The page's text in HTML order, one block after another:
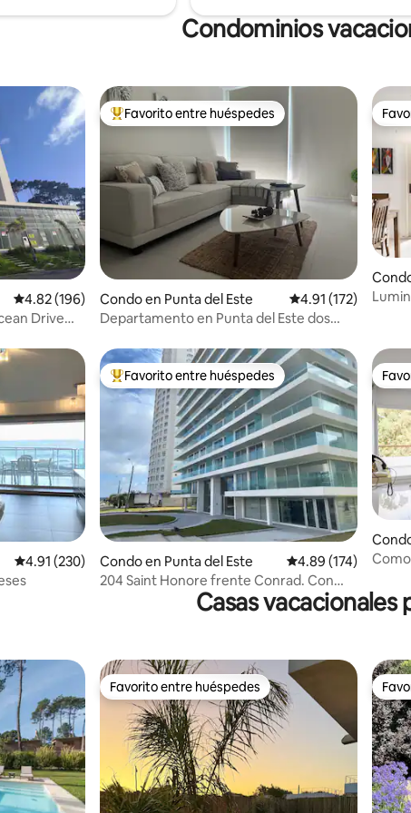
Condominios
Calificación promedio: 4.82 de 5, 196 reseñas
4.82 (196)
Drive
Favorito entre huéspedes preferido
Favorito entre huéspedes
Condo en Punta del Este Calificación
4.91 (172)
Departamento en Punta del Este dos
Calificación promedio: 4.91 de 5, 230 reseñas
4.91 (230)
Ingleses
Favorito entre huéspedes preferido
Favorito entre huéspedes
Condo en Punta del Este Calificación
4.89 (174)
204 Saint Honore frente Conrad. Con
Casas vacacionales
Favorito entre huéspedes
Favorito entre huéspedes